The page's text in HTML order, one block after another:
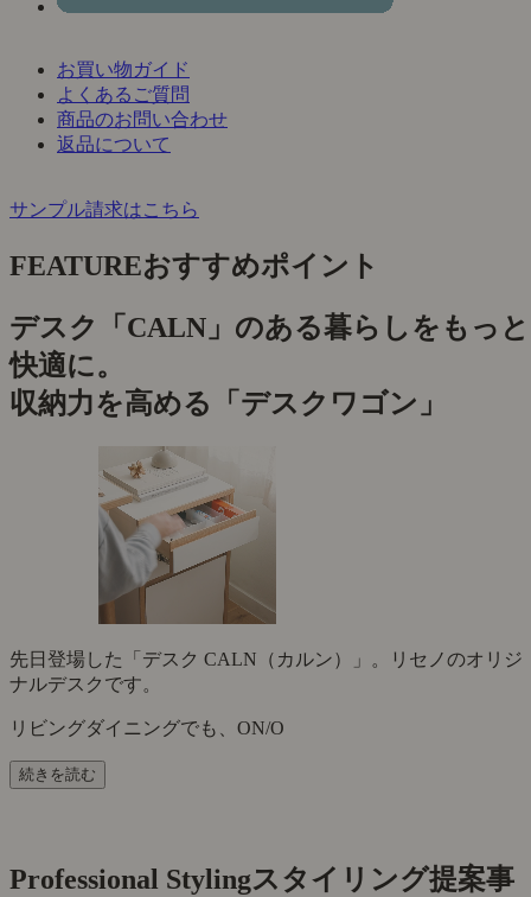
お買い物ガイド
よくあるご質問
商品のお問い合わせ
返品について
サンプル請求はこちら
FEATUREおすすめポイント
デスク「CALN」のある暮らしをもっと
快適に。
収納力を高める「デスクワゴン」
先日登場した「デスク CALN（カルン）」。リセノのオリジ
ナルデスクです。
リビングダイニングでも、ON/O
続きを読む
Professional Stylingスタイリング提案事